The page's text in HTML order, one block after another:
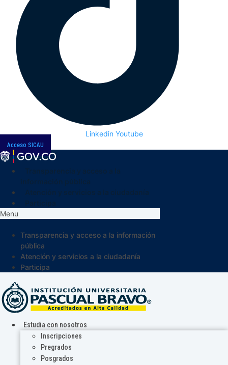
Linkedin Youtube
Acceso SICAU
Menu
Transparencia y acceso a la información
pública
Atención y servicios a la ciudadanía
Participa
Estudia con nosotros
Inscripciones
Pregrados
Posgrados